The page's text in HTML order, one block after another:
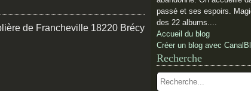
passé et ses espoirs.
des 22 albums....
Accueil du blog
Créer un blog avec
Recherche